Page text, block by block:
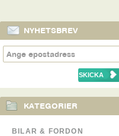
NYHETSBREV
KATEGORIER
BILAR & FORDON